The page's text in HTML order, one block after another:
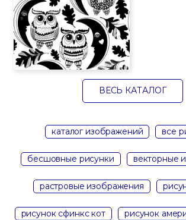
ВЕСЬ КАТАЛОГ
каталог изображений все
бесшовные рисунки векторные
растровые изображения
рисунок сфинкс кот рисунок